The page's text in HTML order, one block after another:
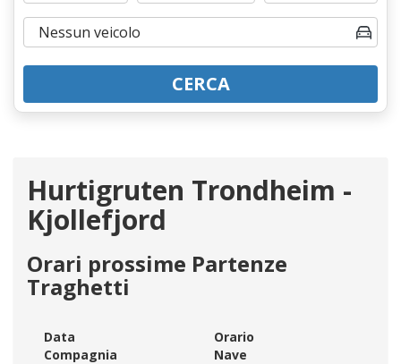
CERCA
Hurtigruten Trondheim -
Kjollefjord
Orari prossime Partenze
Traghetti
Data
Orario
Compagnia
Nave